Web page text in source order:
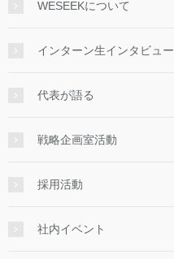
WESEEKについて
インターン生インタビュー
代表が語る
戦略企画室活動
採用活動
社内イベント